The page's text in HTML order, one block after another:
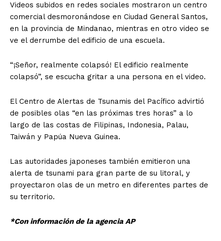
Videos subidos en redes sociales mostraron un centro
comercial desmoronándose en Ciudad General Santos,
en la provincia de Mindanao, mientras en otro video se
ve el derrumbe del edificio de una escuela.
“¡Señor, realmente colapsó! El edificio realmente
colapsó”, se escucha gritar a una persona en el video.
El Centro de Alertas de Tsunamis del Pacífico advirtió
de posibles olas “en las próximas tres horas” a lo
largo de las costas de Filipinas, Indonesia, Palau,
Taiwán y Papúa Nueva Guinea.
Las autoridades japoneses también emitieron una
alerta de tsunami para gran parte de su litoral, y
proyectaron olas de un metro en diferentes partes de
su territorio.
*Con información de la agencia AP